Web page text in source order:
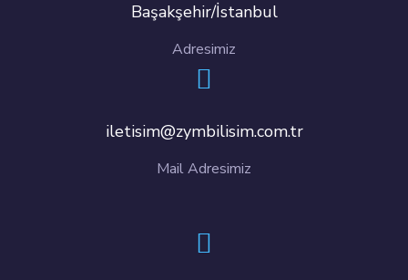
Başakşehir/İstanbul
Adresimiz
iletisim@zymbilisim.com.tr
Mail Adresimiz